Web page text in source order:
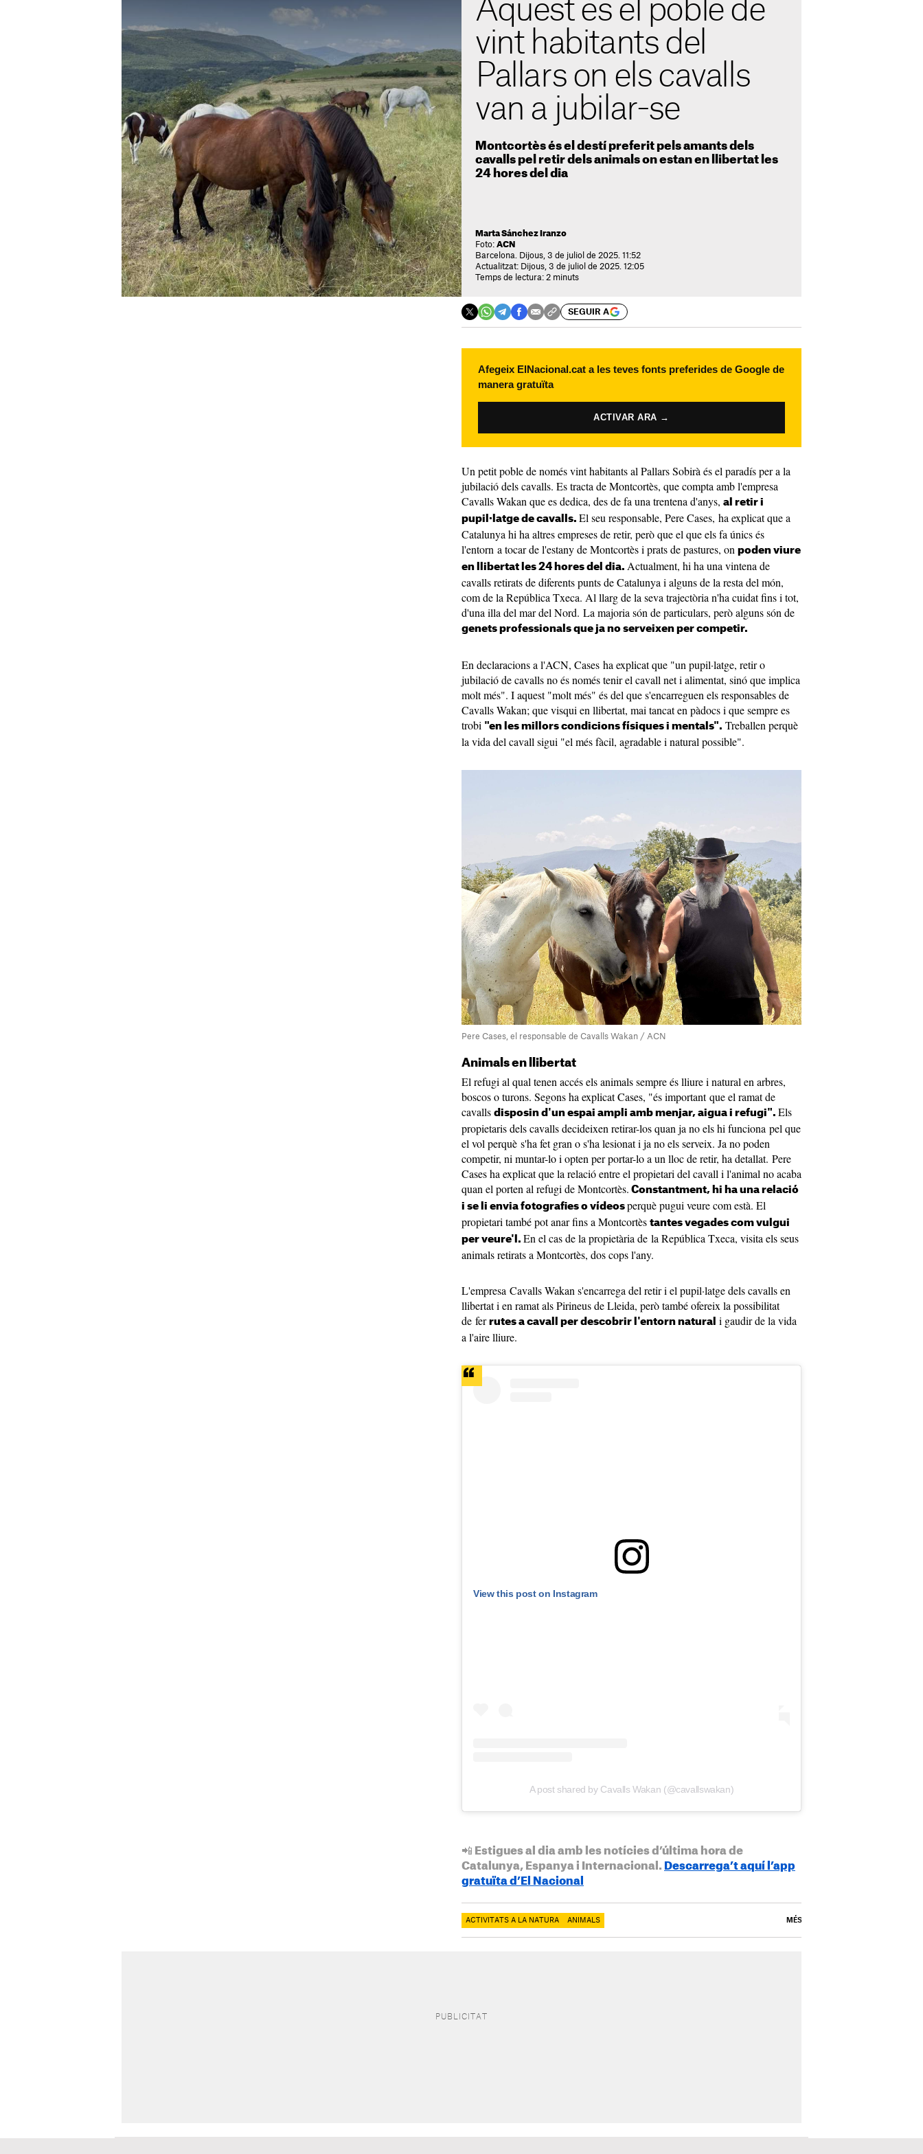
Aquest és el poble de
vint habitants del
Pallars on els cavalls
van a jubilar-se
Montcortès és el destí preferit pels amants dels
cavalls pel retir dels animals on estan en llibertat les
24 hores del dia
Marta Sánchez Iranzo
Foto: ACN
Barcelona. Dijous, 3 de juliol de 2025. 11:52
Actualitzat: Dijous, 3 de juliol de 2025. 12:05
Temps de lectura: 2 minuts
SEGUIR A
Afegeix ElNacional.cat a les teves fonts preferides de Google de
manera gratuïta
ACTIVAR ARA →
Un petit poble de només vint habitants al Pallars Sobirà és el paradís per a la
jubilació dels cavalls. Es tracta de Montcortès, que compta amb l'empresa
Cavalls Wakan que es dedica, des de fa una trentena d'anys, al retir i
pupil·latge de cavalls. El seu responsable, Pere Cases, ha explicat que a
Catalunya hi ha altres empreses de retir, però que el que els fa únics és
l'entorn a tocar de l'estany de Montcortès i prats de pastures, on poden viure
en llibertat les 24 hores del dia. Actualment, hi ha una vintena de
cavalls retirats de diferents punts de Catalunya i alguns de la resta del món,
com de la República Txeca. Al llarg de la seva trajectòria n'ha cuidat fins i tot,
d'una illa del mar del Nord. La majoria són de particulars, però alguns són de
genets professionals que ja no serveixen per competir.
En declaracions a l'ACN, Cases ha explicat que "un pupil·latge, retir o
jubilació de cavalls no és només tenir el cavall net i alimentat, sinó que implica
molt més". I aquest "molt més" és del que s'encarreguen els responsables de
Cavalls Wakan; que visqui en llibertat, mai tancat en pàdocs i que sempre es
trobi "en les millors condicions físiques i mentals". Treballen perquè
la vida del cavall sigui "el més fàcil, agradable i natural possible".
Pere Cases, el responsable de Cavalls Wakan / ACN
Animals en llibertat
El refugi al qual tenen accés els animals sempre és lliure i natural en arbres,
boscos o turons. Segons ha explicat Cases, "és important que el ramat de
cavalls disposin d'un espai ampli amb menjar, aigua i refugi". Els
propietaris dels cavalls decideixen retirar-los quan ja no els hi funciona pel que
el vol perquè s'ha fet gran o s'ha lesionat i ja no els serveix. Ja no poden
competir, ni muntar-lo i opten per portar-lo a un lloc de retir, ha detallat. Pere
Cases ha explicat que la relació entre el propietari del cavall i l'animal no acaba
quan el porten al refugi de Montcortès. Constantment, hi ha una relació
i se li envia fotografies o vídeos perquè pugui veure com està. El
propietari també pot anar fins a Montcortès tantes vegades com vulgui
per veure'l. En el cas de la propietària de la República Txeca, visita els seus
animals retirats a Montcortès, dos cops l'any.
L'empresa Cavalls Wakan s'encarrega del retir i el pupil·latge dels cavalls en
llibertat i en ramat als Pirineus de Lleida, però també ofereix la possibilitat
de fer rutes a cavall per descobrir l'entorn natural i gaudir de la vida
a l'aire lliure.
View this post on Instagram
A post shared by Cavalls Wakan (@cavallswakan)
📲 Estigues al dia amb les notícies d’última hora de
Catalunya, Espanya i Internacional. Descarrega’t aquí l’app
gratuïta d’El Nacional
ACTIVITATS A LA NATURA ANIMALS MÉS